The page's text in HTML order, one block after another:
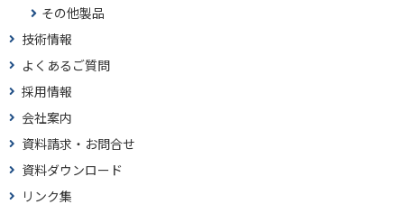
その他製品
技術情報
よくあるご質問
採用情報
会社案内
資料請求・お問合せ
資料ダウンロード
リンク集